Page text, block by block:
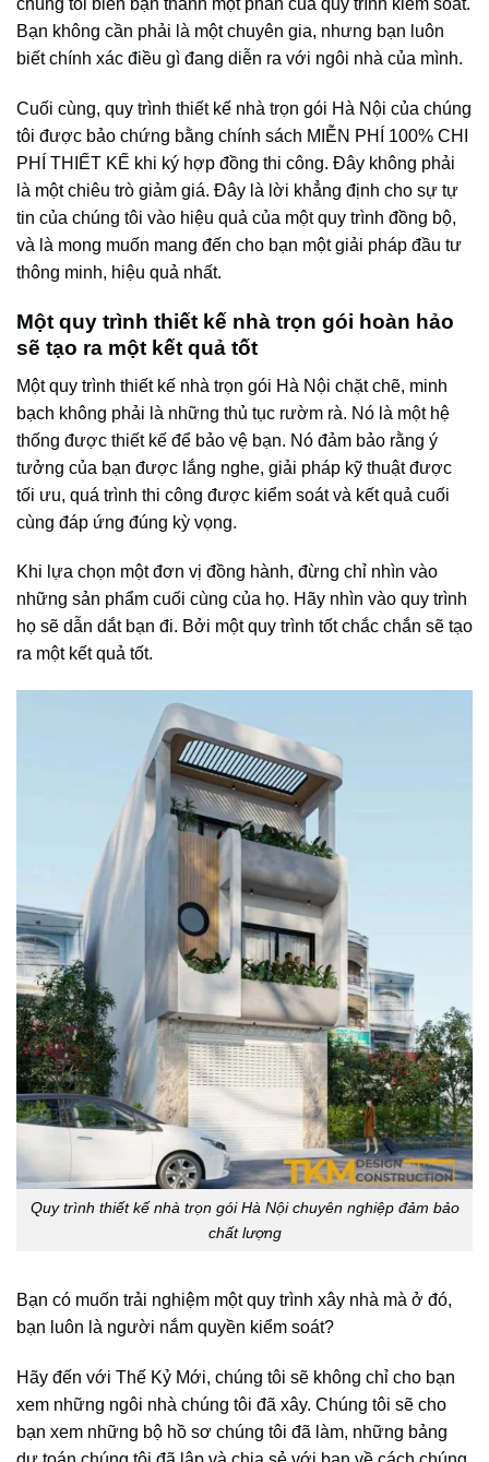
chúng tôi biến bạn thành một phần của quy trình kiểm soát.
Bạn không cần phải là một chuyên gia, nhưng bạn luôn
biết chính xác điều gì đang diễn ra với ngôi nhà của mình.
Cuối cùng, quy trình thiết kế nhà trọn gói Hà Nội của chúng
tôi được bảo chứng bằng chính sách MIỄN PHÍ 100% CHI
PHÍ THIẾT KẾ khi ký hợp đồng thi công. Đây không phải
là một chiêu trò giảm giá. Đây là lời khẳng định cho sự tự
tin của chúng tôi vào hiệu quả của một quy trình đồng bộ,
và là mong muốn mang đến cho bạn một giải pháp đầu tư
thông minh, hiệu quả nhất.
Một quy trình thiết kế nhà trọn gói hoàn hảo
sẽ tạo ra một kết quả tốt
Một quy trình thiết kế nhà trọn gói Hà Nội chặt chẽ, minh
bạch không phải là những thủ tục rườm rà. Nó là một hệ
thống được thiết kế để bảo vệ bạn. Nó đảm bảo rằng ý
tưởng của bạn được lắng nghe, giải pháp kỹ thuật được
tối ưu, quá trình thi công được kiểm soát và kết quả cuối
cùng đáp ứng đúng kỳ vọng.
Khi lựa chọn một đơn vị đồng hành, đừng chỉ nhìn vào
những sản phẩm cuối cùng của họ. Hãy nhìn vào quy trình
họ sẽ dẫn dắt bạn đi. Bởi một quy trình tốt chắc chắn sẽ tạo
ra một kết quả tốt.
Quy trình thiết kế nhà trọn gói Hà Nội chuyên nghiệp đảm bảo
chất lượng
Bạn có muốn trải nghiệm một quy trình xây nhà mà ở đó,
bạn luôn là người nắm quyền kiểm soát?
Hãy đến với Thế Kỷ Mới, chúng tôi sẽ không chỉ cho bạn
xem những ngôi nhà chúng tôi đã xây. Chúng tôi sẽ cho
bạn xem những bộ hồ sơ chúng tôi đã làm, những bảng